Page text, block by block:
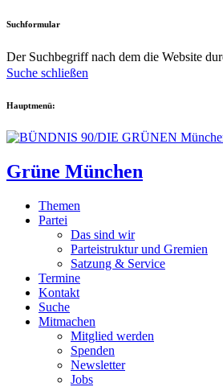
Suchformular
Der Suchbegriff nach dem die Website
Suche schließen
Hauptmenü:
Grüne München
Themen
Partei
Das sind wir
Parteistruktur und Gremien
Satzung & Service
Termine
Kontakt
Suche
Mitmachen
Mitglied werden
Spenden
Newsletter
Jobs